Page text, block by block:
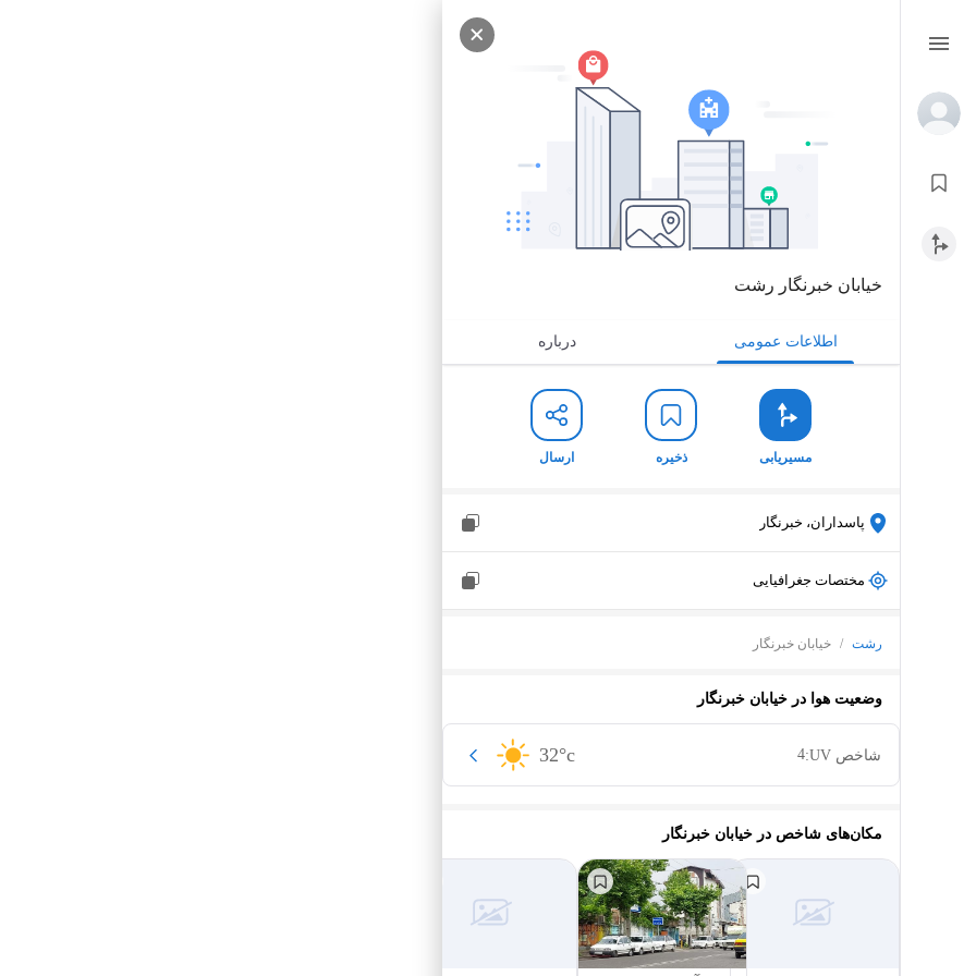
خیابان خبرنگار رشت
اطلاعات عمومی درباره
مسیریابی ذخیره ارسال
پاسداران، خبرنگار
مختصات جغرافیایی
رشت / خیابان خبرنگار
وضعیت هوا در خیابان خبرنگار
32°c شاخص UV: 4
مکان‌های شاخص در خیابان خبرنگار